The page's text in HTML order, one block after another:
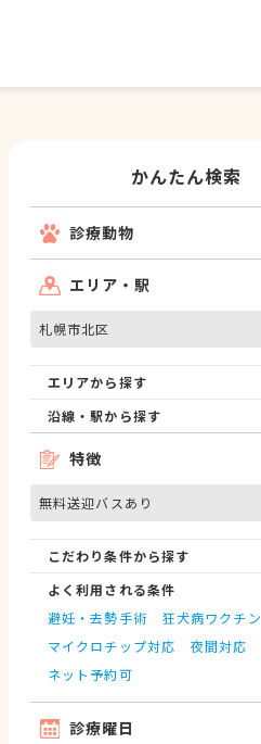
かんたん検索
診療動物
エリア・駅
札幌市北区
エリアから探す
沿線・駅から探す
特徴
無料送迎バスあり
こだわり条件から探す
よく利用される条件
避妊・去勢手術
狂犬病ワクチン
マイクロチップ対応
夜間対応
ネット予約可
診療曜日